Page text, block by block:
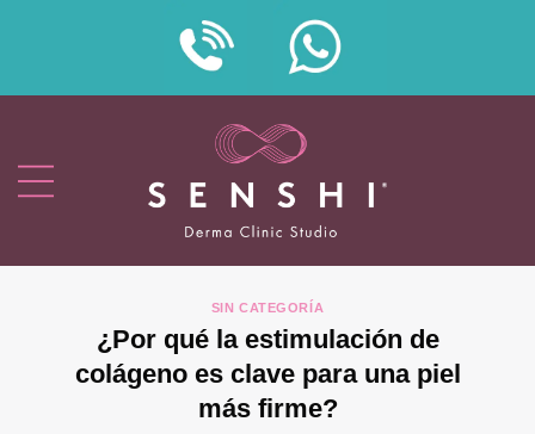
SIN CATEGORÍA
¿Por qué la estimulación de
colágeno es clave para una piel
más firme?